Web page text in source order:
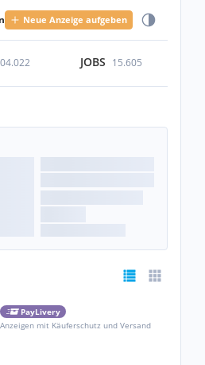
Neue Anzeige aufgeben
JOBS 15.605
PayLivery
Anzeigen mit Käuferschutz und Versand